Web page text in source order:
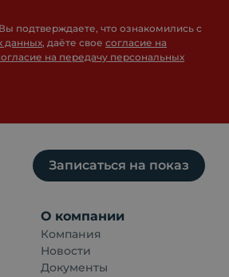
подтверждаете, что ознакомились с
данных, даёте свое согласие на
на передачу персональных
Записаться на показ
О компании
Компания
Новости
Документы